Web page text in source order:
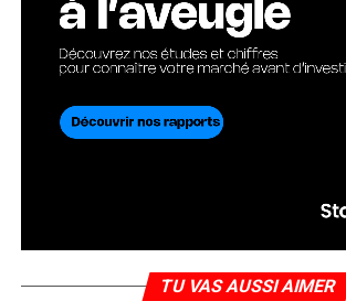
TU VAS AUSSI AIMER